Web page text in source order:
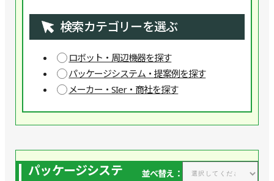
検索カテゴリーを選ぶ
ロボット・周辺機器を探す
パッケージシステム・提案例を探す
メーカー・SIer・商社を探す
パッケージシステ
並べ替え：